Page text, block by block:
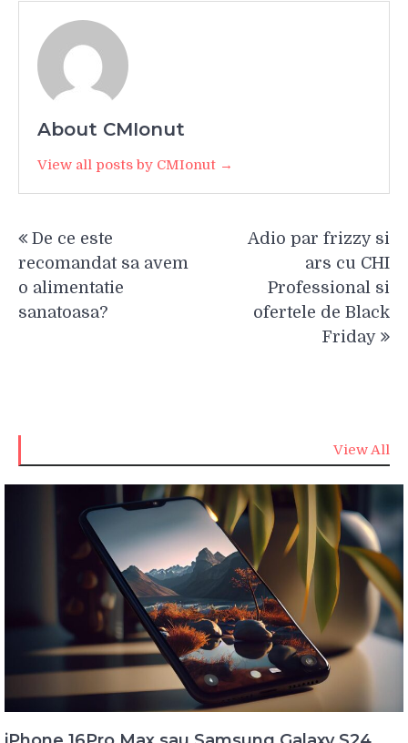
About CMIonut
View all posts by CMIonut →
în
articole
De ce este
recomandat sa avem
o alimentatie
sanatoasa?
Adio par frizzy si
ars cu CHI
Professional si
ofertele de Black
Friday
View All